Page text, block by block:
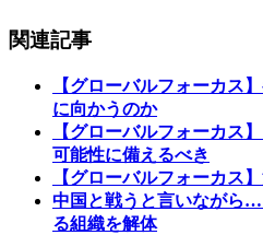
関連記事
【グローバルフォーカス
に向かうのか
【グローバルフォーカス
可能性に備えるべき
【グローバルフォーカス
中国と戦うと言いながら
る組織を解体